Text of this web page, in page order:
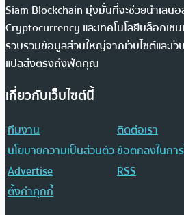
Siam Blockchain มุ่งมั่นที่จะช่วยนำเสน
Cryptocurrency และเทคโนโลยีบล็อกเช
รวบรวมข้อมูลส่วนใหญ่จากเว็บไซต์และเ
แปลส่งตรงถึงฟีดคุณ
เกี่ยวกับเว็บไซต์นี้
ทีมงาน
ติดต่อเรา
นโยบายความเป็นส่วนตัวข้อตกลงในกา
Advertise
RSS
ตั้งค่าคุกกี้